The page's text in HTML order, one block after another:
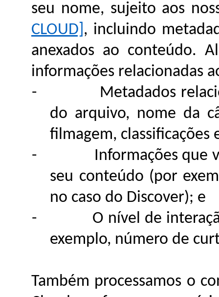
seu nome, sujeito aos
CLOUD] , incluindo
anexados ao conteúdo.
informações relacionadas
-
Metadados
do arquivo, nome da
filmagem, classificações
-
Informações que
seu conteúdo (por
no caso do Discover); e
-
O nível de
exemplo, número de
Também processamos o